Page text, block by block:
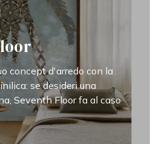
concept d'arredo con la
se desideri una
Seventh Floor fa al caso